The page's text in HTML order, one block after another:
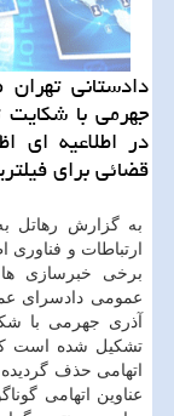
دادستانی
جهرمی با
در اطلاعیه
قضائی برای
به گزارش رهاتل
ارتباطات و
برخی خبرسازی
عمومی دادسرای
آذری جهرمی با
تشکیل شده است
اتهامی حذف
عناوین اتهامی